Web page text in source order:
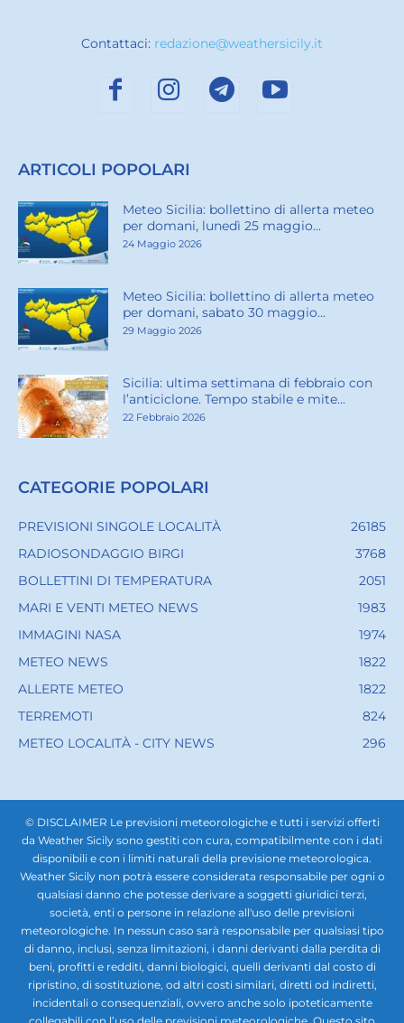
Contattaci: redazione@weathersicily.it
ARTICOLI POPOLARI
Meteo Sicilia: bollettino di allerta meteo
per domani, lunedì 25 maggio...
24 Maggio 2026
Meteo Sicilia: bollettino di allerta meteo
per domani, sabato 30 maggio...
29 Maggio 2026
Sicilia: ultima settimana di febbraio con
l’anticiclone. Tempo stabile e mite...
22 Febbraio 2026
CATEGORIE POPOLARI
PREVISIONI SINGOLE LOCALITÀ
26185
RADIOSONDAGGIO BIRGI
3768
BOLLETTINI DI TEMPERATURA
2051
MARI E VENTI METEO NEWS
1983
IMMAGINI NASA
1974
METEO NEWS
1822
ALLERTE METEO
1822
TERREMOTI
824
METEO LOCALITÀ - CITY NEWS
296
© DISCLAIMER Le previsioni meteorologiche e tutti i servizi offerti
da Weather Sicily sono gestiti con cura, compatibilmente con i dati
disponibili e con i limiti naturali della previsione meteorologica.
Weather Sicily non potrà essere considerata responsabile per ogni o
qualsiasi danno che potesse derivare a soggetti giuridici terzi,
società, enti o persone in relazione all'uso delle previsioni
meteorologiche. In nessun caso sarà responsabile per qualsiasi tipo
di danno, inclusi, senza limitazioni, i danni derivanti dalla perdita di
beni, profitti e redditi, danni biologici, quelli derivanti dal costo di
ripristino, di sostituzione, od altri costi similari, diretti od indiretti,
incidentali o consequenziali, ovvero anche solo ipoteticamente